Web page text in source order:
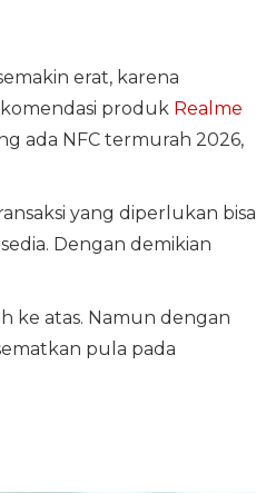
erat, karena
produk Realme
ada NFC termurah 2026,
yang diperlukan bisa
Dengan demikian
ke atas. Namun dengan
pula pada